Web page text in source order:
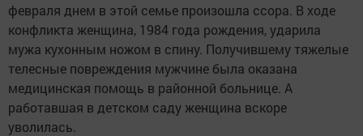
февраля днем в этой семье произошла ссора. В ходе
конфликта женщина, 1984 года рождения, ударила
мужа кухонным ножом в спину. Получившему тяжелые
телесные повреждения мужчине была оказана
медицинская помощь в районной больнице. А
работавшая в детском саду женщина вскоре
уволилась.